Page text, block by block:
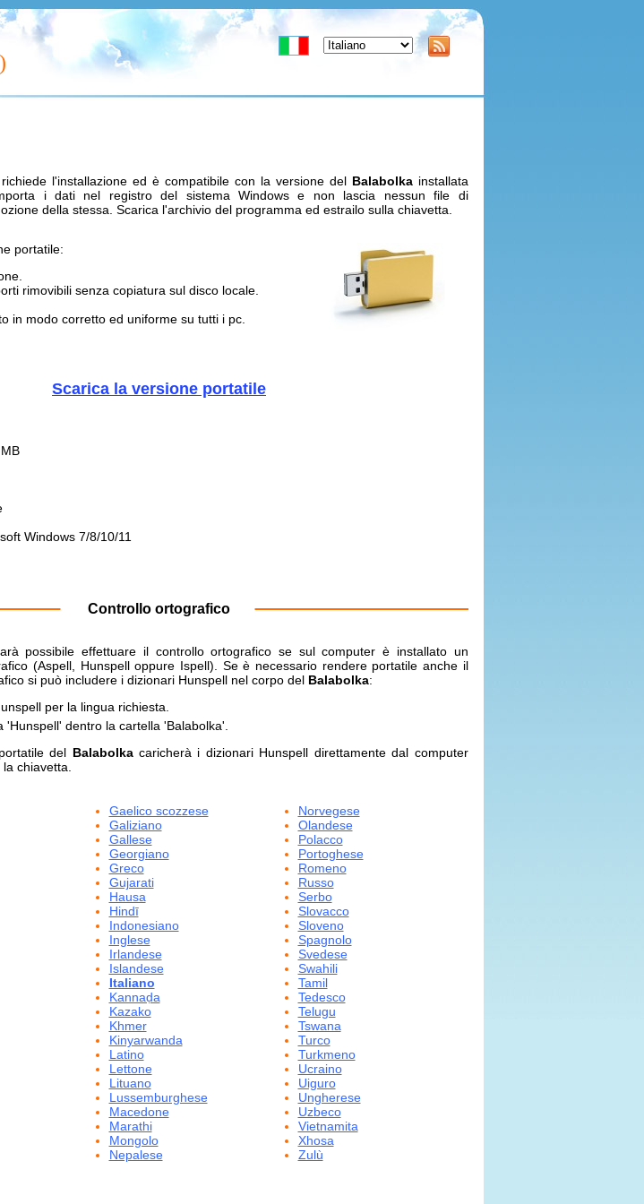
l'installazione ed è compatibile con la versione del Balabolkainstallata
i dati nel registro del sistema Windows e non lascia nessun file di
della stessa. Scarica l'archivio del programma ed estrailo sulla chiavetta.
portatile:
rimovibili senza copiatura sul disco locale.
in modo corretto ed uniforme su tutti i pc.
Scarica la versione portatile
Windows 7/8/10/11
Controllo ortografico
possibile effettuare il controllo ortografico se sul computer è installato un
(Aspell, Hunspell oppure Ispell). Se è necessario rendere portatile anche il
si può includere i dizionari Hunspell nel corpo del Balabolka:
per la lingua richiesta.
'Hunspell' dentro la cartella 'Balabolka'.
del Balabolkacaricherà i dizionari Hunspell direttamente dal computer
chiavetta.
Gaelico scozzese
Galiziano
Gallese
Georgiano
Greco
Gujarati
Hausa
Hindī
Indonesiano
Inglese
Irlandese
Islandese
Italiano
Kannaḍa
Kazako
Khmer
Kinyarwanda
Latino
Lettone
Lituano
Lussemburghese
Macedone
Marathi
Mongolo
Nepalese
Norvegese
Olandese
Polacco
Portoghese
Romeno
Russo
Serbo
Slovacco
Sloveno
Spagnolo
Svedese
Swahili
Tamil
Tedesco
Telugu
Tswana
Turco
Turkmeno
Ucraino
Uiguro
Ungherese
Uzbeco
Vietnamita
Xhosa
Zulù